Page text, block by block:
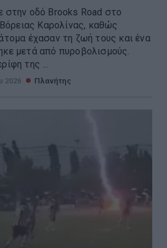
στην οδό Brooks Road στο
Καρολίνας, καθώς
έχασαν τη ζωή τους και ένα
μετά από πυροβολισμούς.
της ...
2026 Πλανήτης